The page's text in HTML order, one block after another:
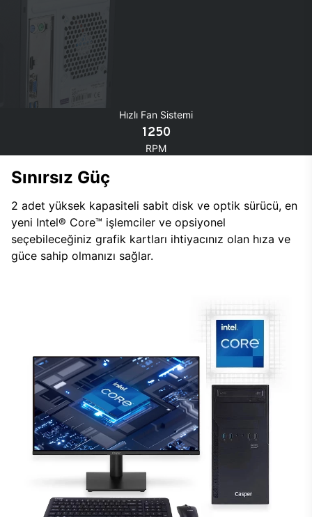
Hızlı Fan Sistemi
1250
RPM
Sınırsız Güç
2 adet yüksek kapasiteli sabit disk ve optik sürücü, en
yeni Intel® Core™ işlemciler ve opsiyonel
seçebileceğiniz grafik kartları ihtiyacınız olan hıza ve
güce sahip olmanızı sağlar.